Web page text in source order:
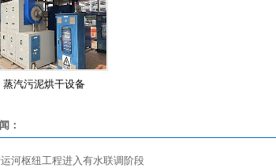
蒸汽污泥烘干设备
：
河枢纽工程进入有水联调阶段